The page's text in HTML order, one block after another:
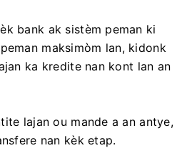
bank ak sistèm peman ki
maksimòm lan, kidonk
ka kredite nan kont lan an
lajan ou mande a an antye,
nan kèk etap.